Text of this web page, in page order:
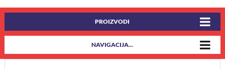
PROIZVODI
NAVIGACIJA...